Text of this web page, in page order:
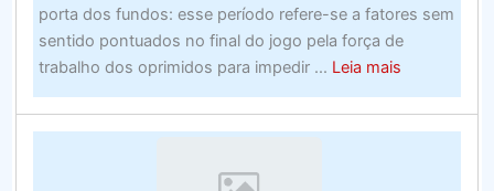
porta dos fundos: esse período refere-se a fatores sem
sentido pontuados no final do jogo pela força de
trabalho dos oprimidos para impedir ... Leia maisabout
Melhores
apostas